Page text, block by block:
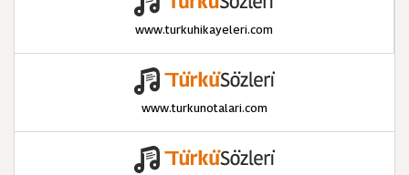
www.turkuhikayeleri.com
www.turkunotalari.com